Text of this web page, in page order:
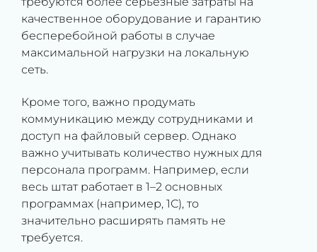
качественное оборудование и гарантию
бесперебойной работы в случае
максимальной нагрузки на локальную
сеть.
Кроме того, важно продумать
коммуникацию между сотрудниками и
доступ на файловый сервер. Однако
важно учитывать количество нужных для
персонала программ. Например, если
весь штат работает в 1–2 основных
программах (например, 1С), то
значительно расширять память не
требуется.